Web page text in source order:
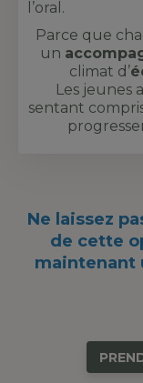
l’oral.
Parce que
un
climat d’
Les jeunes
sentant
Ne laissez
de cette
maintenant